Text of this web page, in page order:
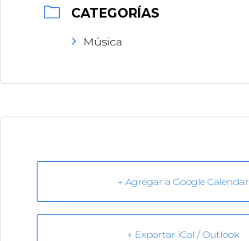
CATEGORÍAS
Música
+ Agregar a Google Calendar
+ Exportar iCal / Outlook